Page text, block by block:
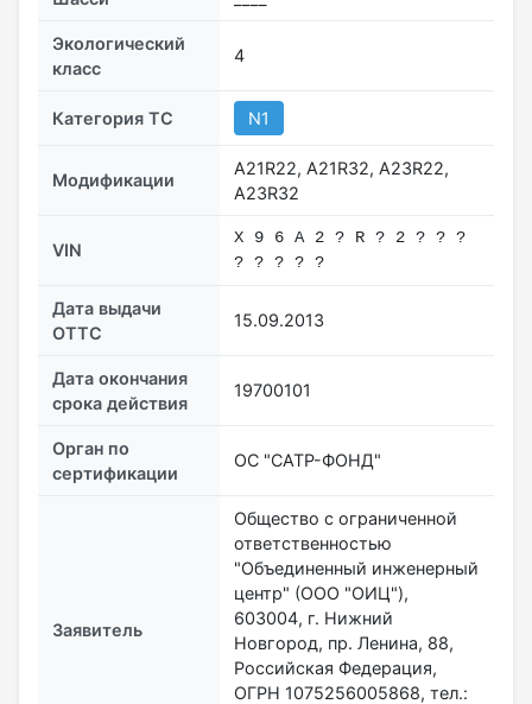
Экологический
класс
4
Категория ТС N1
Модификации
А21R22, A21R32, А23R22,
A23R32
VIN
Х 9 6 A 2 ? R ? 2 ? ? ?
? ? ? ? ?
Дата выдачи
ОТТС
15.09.2013
Дата окончания
срока действия
19700101
Орган по
сертификации
ОС "САТР-ФОНД"
Заявитель
Общество с ограниченной
ответственностью
"Объединенный инженерный
центр" (ООО "ОИЦ"),
603004, г. Нижний
Новгород, пр. Ленина, 88,
Российская Федерация,
ОГРН 1075256005868, тел.: